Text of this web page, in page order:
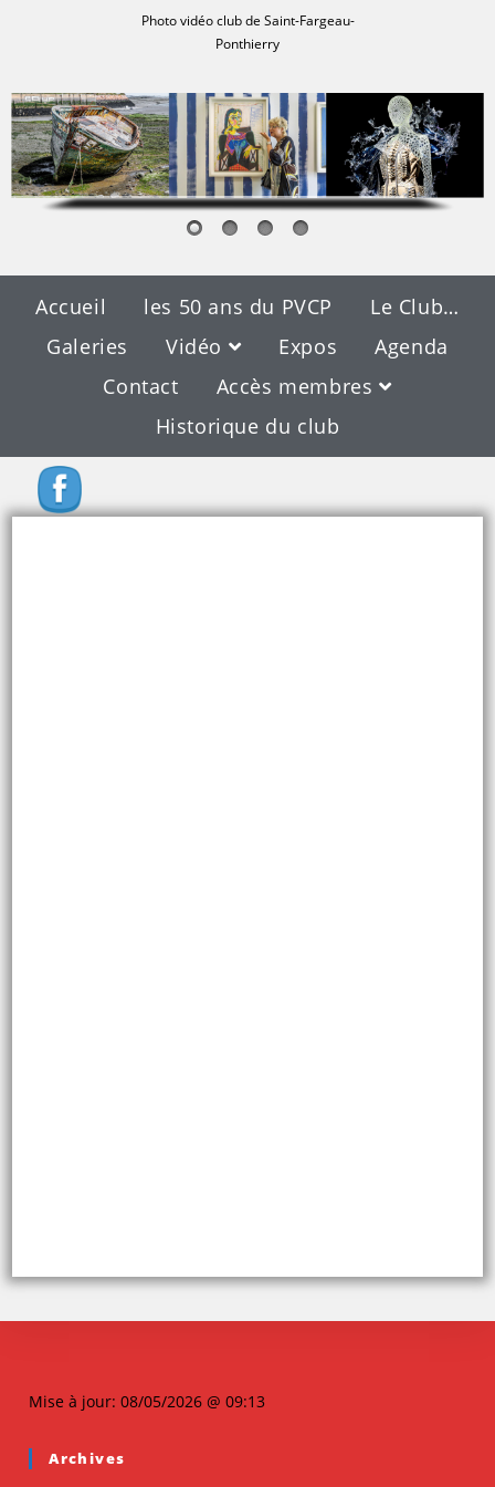
Photo vidéo club de Saint-Fargeau-
Ponthierry
Accueil les 50 ans du PVCP
Le Club…
Galeries
Vidéo Expos
Agenda
Contact
Accès membres
Historique du club
Mise à jour: 08/05/2026 @ 09:13
Archives